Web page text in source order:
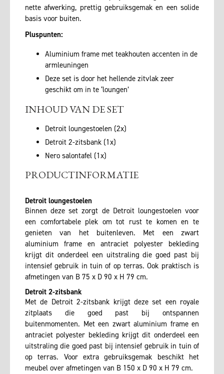
nette afwerking, prettig gebruiksgemak en een solide
basis voor buiten.
Pluspunten:
Aluminium frame met teakhouten accenten in de
armleuningen
Deze set is door het hellende zitvlak zeer
geschikt om in te ‘loungen’
INHOUD VAN DE SET
Detroit loungestoelen (2x)
Detroit 2-zitsbank (1x)
Nero salontafel (1x)
PRODUCTINFORMATIE
Detroit loungestoelen
Binnen deze set zorgt de Detroit loungestoelen voor
een comfortabele plek om tot rust te komen en te
genieten van het buitenleven. Met een zwart
aluminium frame en antraciet polyester bekleding
krijgt dit onderdeel een uitstraling die goed past bij
intensief gebruik in tuin of op terras. Ook praktisch is
afmetingen van B 75 x D 90 x H 79 cm.
Detroit 2-zitsbank
Met de Detroit 2-zitsbank krijgt deze set een royale
zitplaats die goed past bij ontspannen
buitenmomenten. Met een zwart aluminium frame en
antraciet polyester bekleding krijgt dit onderdeel een
uitstraling die goed past bij intensief gebruik in tuin of
op terras. Voor extra gebruiksgemak beschikt het
meubel over afmetingen van B 150 x D 90 x H 79 cm.